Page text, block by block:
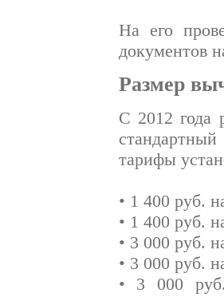
На его
документов
Размер
С 2012 года
тарифы
• 1 400 руб.
• 1 400 руб.
• 3 000 руб.
• 3 000 руб.
• 3 000